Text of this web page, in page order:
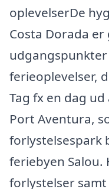
oplevelserDe
Costa Dorada
ferieoplevelser,
Tag fx en dag
Port Aventura,
forlystelsespark
feriebyen Salou.
forlystelser